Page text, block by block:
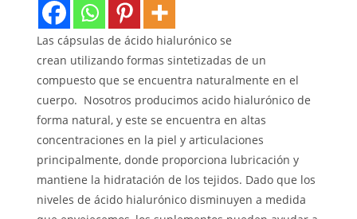
Las cápsulas de ácido hialurónico se
crean utilizando formas sintetizadas de un
compuesto que se encuentra naturalmente en el
cuerpo. Nosotros producimos acido hialurónico de
forma natural, y este se encuentra en altas
concentraciones en la piel y articulaciones
principalmente, donde proporciona lubricación y
mantiene la hidratación de los tejidos. Dado que los
niveles de ácido hialurónico disminuyen a medida